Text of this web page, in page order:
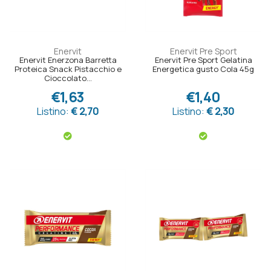
Enervit
Enervit Enerzona Barretta
Proteica Snack Pistacchio e
Cioccolato...
€1,63
Listino: € 2,70
Enervit Pre Sport
Enervit Pre Sport Gelatina
Energetica gusto Cola 45g
€1,40
Listino: € 2,30